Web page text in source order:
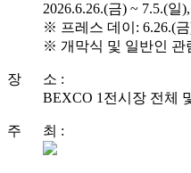
2026.6.26.(금) ~ 7.5.(일
※ 프레스 데이: 6.26.(
※ 개막식 및 일반인 관
장 소 :
BEXCO 1전시장 전체
주 최 :